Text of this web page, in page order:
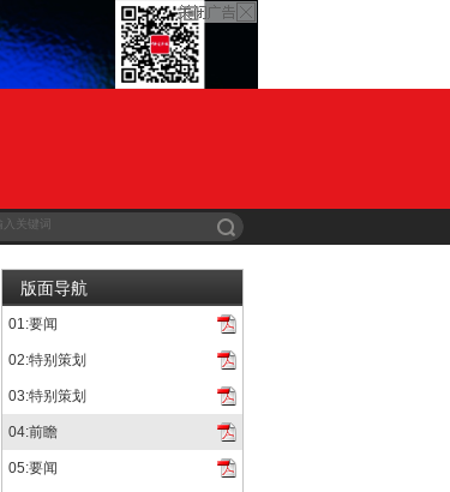
没·年年有熊》《星河入梦》《熊猫计划之部落奇遇...
版面导航
01:要闻
02:特别策划
03:特别策划
04:前瞻
05:要闻